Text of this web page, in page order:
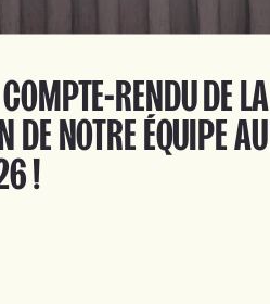
COMPTE-RENDU DE LA
DE NOTRE ÉQUIPE AU
!